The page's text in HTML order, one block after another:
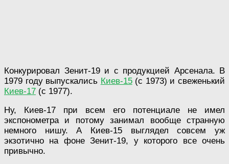
Конкурировал Зенит-19 и с продукцией Арсенала. В
1979 году выпускались Киев-15(с 1973) и свеженький
Киев-17 (с 1977).
Ну, Киев-17 при всем его потенциале не имел
экспонометра и потому занимал вообще странную
немного нишу. А Киев-15 выглядел совсем уж
экзотично на фоне Зенит-19, у которого все очень
привычно.